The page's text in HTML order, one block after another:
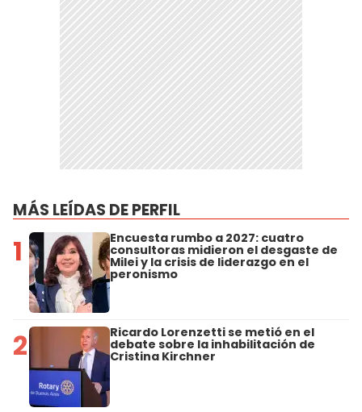
MÁS LEÍDAS DE PERFIL
1 Encuesta rumbo a 2027: cuatro
consultoras midieron el desgaste de
Milei y la crisis de liderazgo en el
peronismo
2 Ricardo Lorenzetti se metió en el
debate sobre la inhabilitación de
Cristina Kirchner